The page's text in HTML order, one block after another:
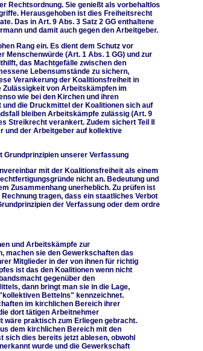
Rechtsordnung. Sie genießt als vorbehaltlos
Herausgehoben ist dies Freiheitsrecht
Das in Art. 9 Abs. 3 Satz 2 GG enthaltene
und damit auch gegen den Arbeitgeber.
Rang ein. Es dient dem Schutz vor
Menschenwürde (Art. 1 Abs. 1 GG) und zur
das Machtgefälle zwischen den
Lebensumstände zu sichern,
Verankerung der Koalitionsfreiheit in
von Arbeitskämpfen im
wie bei den Kirchen und ihren
die Druckmittel der Koalitionen sich auf
bleiben Arbeitskämpfe zulässig (Art. 9
Streikrecht verankert. Zudem sichert Teil II
und der Arbeitgeber auf kollektive
unserer Verfassung
mit der Koalitionsfreiheit als einem
nicht an. Bedeutung und
Zusammenhang unerheblich. Zu prüfen ist
tragen, dass ein staatliches Verbot
der Verfassung oder dem ordre
und Arbeitskämpfe zur
machen sie den Gewerkschaften das
Mitglieder in der von ihnen für richtig
ist das den Koalitionen wenn nicht
gegenüber den
dann bringt man sie in die Lage,
Bettelns" kennzeichnet.
im kirchlichen Bereich ihrer
dort tätigen Arbeitnehmer
wäre praktisch zum Erliegen gebracht.
dem kirchlichen Bereich mit den
sich dies bereits jetzt ablesen, obwohl
wurde und die Gewerkschaft